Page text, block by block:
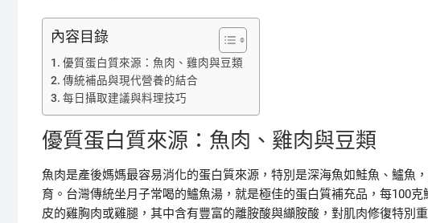
內容目錄
優質蛋白質來源：魚肉、雞肉與豆類
傳統補品與現代營養的結合
每日攝取建議與料理技巧
優質蛋白質來源：魚肉、雞肉與豆類
魚肉是產後媽媽最容易消化的蛋白質來源，特別是深海魚如鮭魚、鱸魚
育。台灣傳統坐月子常喝的鱸魚湯，就是極佳的蛋白質補充品，每100
皮的雞胸肉或雞腿，其中含有豐富的離胺酸與纈胺酸，對肌肉修復特別